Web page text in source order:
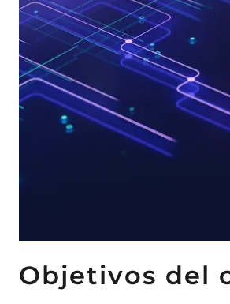
Objetivos del